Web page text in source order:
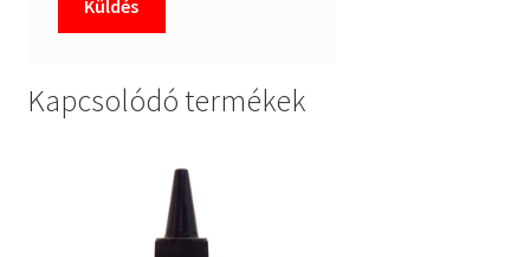
Kapcsolódó termékek